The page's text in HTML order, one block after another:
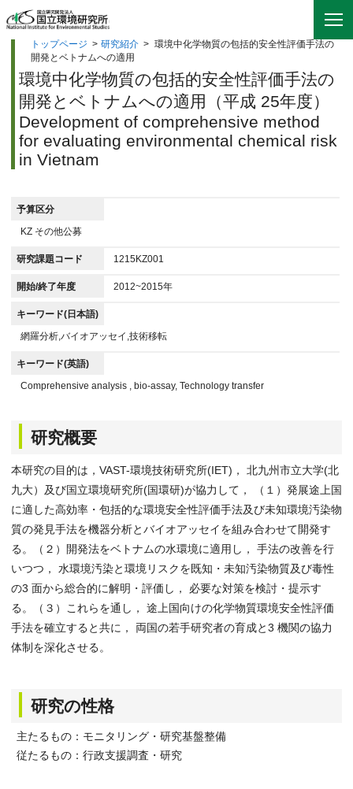
トップページ > 研究紹介 > 環境中化学物質の包括的安全性評価手法の
開発とベトナムへの適用
環境中化学物質の包括的安全性評価手法の
開発とベトナムへの適用（平成 25年度）
Development of comprehensive method
for evaluating environmental chemical risk
in Vietnam
予算区分
KZ その他公募
研究課題コード 1215KZ001
開始/終了年度 2012~2015年
キーワード(日本語)
網羅分析,バイオアッセイ,技術移転
キーワード(英語)
Comprehensive analysis , bio-assay, Technology transfer
研究概要
本研究の目的は，VAST-環境技術研究所(IET)， 北九州市立大学(北
九大）及び国立環境研究所(国環研)が協力して， （１）発展途上国
に適した高効率・包括的な環境安全性評価手法及び未知環境汚染物
質の発見手法を機器分析とバイオアッセイを組み合わせて開発す
る。（２）開発法をベトナムの水環境に適用し， 手法の改善を行
いつつ， 水環境汚染と環境リスクを既知・未知汚染物質及び毒性
の3 面から総合的に解明・評価し， 必要な対策を検討・提示す
る。（３）これらを通し， 途上国向けの化学物質環境安全性評価
手法を確立すると共に， 両国の若手研究者の育成と3 機関の協力
体制を深化させる。
研究の性格
主たるもの：モニタリング・研究基盤整備
従たるもの：行政支援調査・研究